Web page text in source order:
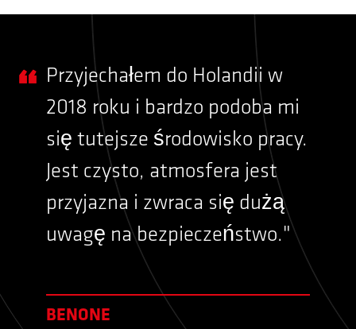
Przyjechałem do Holandii w
2018 roku i bardzo podoba mi
się tutejsze środowisko pracy.
Jest czysto, atmosfera jest
przyjazna i zwraca się dużą
uwagę na bezpieczeństwo."
BENONE